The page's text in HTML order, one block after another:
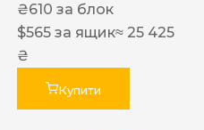
₴610 за блок
$565 за ящик≈ 25 425
₴
Купити